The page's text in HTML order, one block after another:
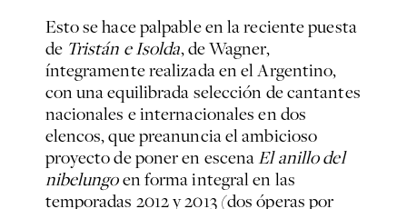
Esto se hace palpable en la reciente puesta
de Tristán e Isolda, de Wagner,
íntegramente realizada en el Argentino,
con una equilibrada selección de cantantes
nacionales e internacionales en dos
elencos, que preanuncia el ambicioso
proyecto de poner en escenaEl anillo del
nibelungoen forma integral en las
temporadas 2012 y 2013 (dos óperas por